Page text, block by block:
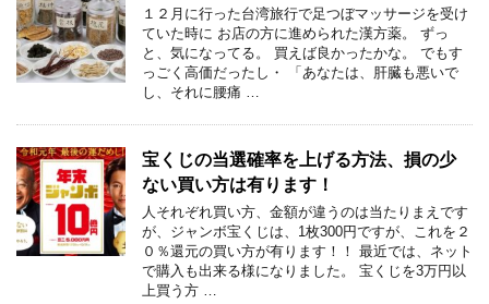
１２月に行った台湾旅行で足つぼマッサージを受け
ていた時に お店の方に進められた漢方薬。 ずっ
と、気になってる。 買えば良かったかな。 でもす
っごく高価だったし・ 「あなたは、肝臓も悪いで
し、それに腰痛 …
宝くじの当選確率を上げる方法、損の少
ない買い方は有ります！
人それぞれ買い方、金額が違うのは当たりまえです
が、ジャンボ宝くじは、1枚300円ですが、これを２
０％還元の買い方が有ります！！ 最近では、ネット
で購入も出来る様になりました。 宝くじを3万円以
上買う方 …